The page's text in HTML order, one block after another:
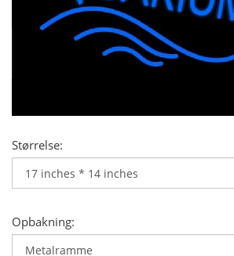
Størrelse:
Opbakning: